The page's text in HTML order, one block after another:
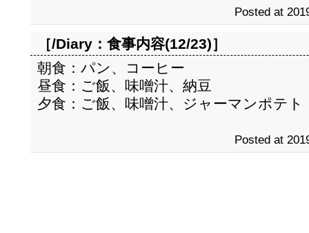
Posted at
［/Diary： 食事内容(12/23)］
朝食：パン、コーヒー
昼食：ご飯、味噌汁、納豆
夕食：ご飯、味噌汁、ジャーマンポテト
Posted at